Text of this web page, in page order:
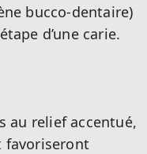
bucco-dentaire)
d’une carie.
au relief accentué,
favoriseront